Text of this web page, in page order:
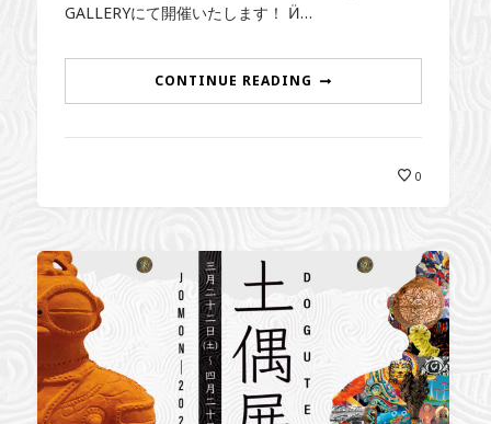
GALLERYにて開催いたします！ Ӥ…
CONTINUE READING
0